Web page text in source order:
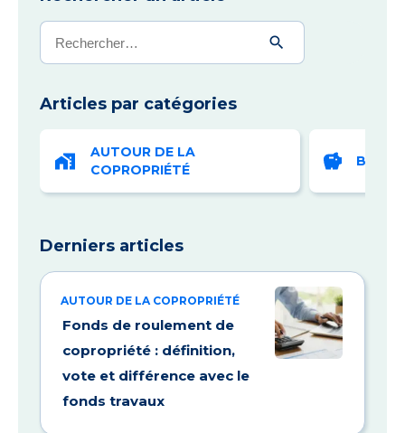
Articles par catégories
AUTOUR DE LA
COPROPRIÉTÉ
Derniers articles
AUTOUR DE LA COPROPRIÉTÉ
Fonds de roulement de
copropriété : définition,
vote et différence avec le
fonds travaux